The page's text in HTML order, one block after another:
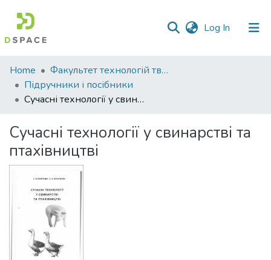
Log In (current)
Communities
&
Collections
Statistics
Home
Факультет технологій тваринництва та продовольства
Підручники і посібники
Сучасні технології у свинарстві та птахівництві
Сучасні технології у свинарстві та
птахівництві